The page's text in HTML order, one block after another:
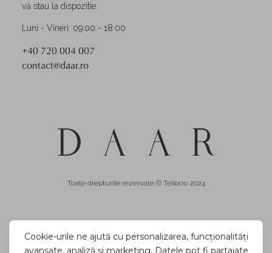
vă stau la dispozitie.
Luni - Vineri: 09:00 - 18:00
+40 720 004 007
contact@daar.ro
Toate drepturile rezervate © Teilor.ro 2024